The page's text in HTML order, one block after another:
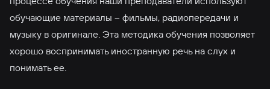
обучающие материалы – фильмы, радиопередачи и
музыку в оригинале. Эта методика обучения позволяет
хорошо воспринимать иностранную речь на слух и
понимать ее.